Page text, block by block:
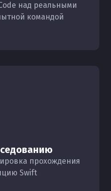
над реальными
командой
прохождения
Swift